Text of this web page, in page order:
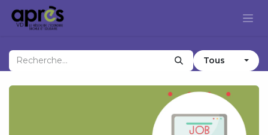
Se rendre au contenu
Tous